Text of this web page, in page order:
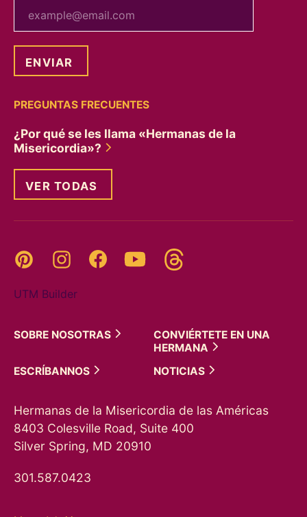
PREGUNTAS FRECUENTES
¿Por qué se les llama «Hermanas de la
Misericordia»?
VER TODAS
Pinterest InstagramFacebookYouTube
UTM Builder
SOBRE NOSOTRAS
CONVIÉRTETE EN UNA
HERMANA
ESCRÍBANNOS
NOTICIAS
Hermanas de la Misericordia de las Américas
8403 Colesville Road, Suite 400
Silver Spring, MD 20910
301.587.0423